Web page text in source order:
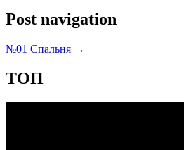
Post navigation
№01 Спальня →
ТОП